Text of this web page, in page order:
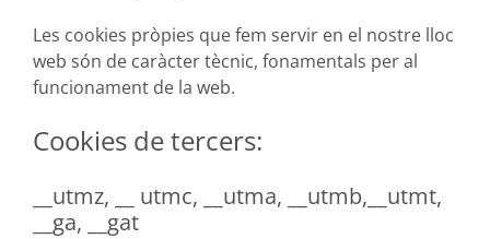
Les cookies pròpies que fem servir en el nostre lloc
web són de caràcter tècnic, fonamentals per al
funcionament de la web.
Cookies de tercers:
__utmz, __ utmc, __utma, __utmb,__utmt,
__ga, __gat